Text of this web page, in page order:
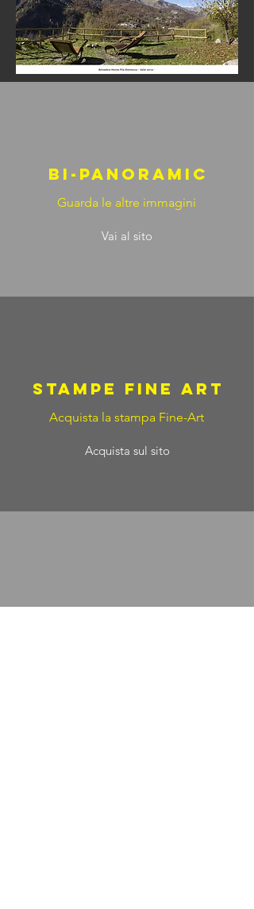
bI-PANORAMIC
Guarda le altre immagini
Vai al sito
Stampe FINE ART
Acquista la stampa Fine-Art
Acquista sul sito